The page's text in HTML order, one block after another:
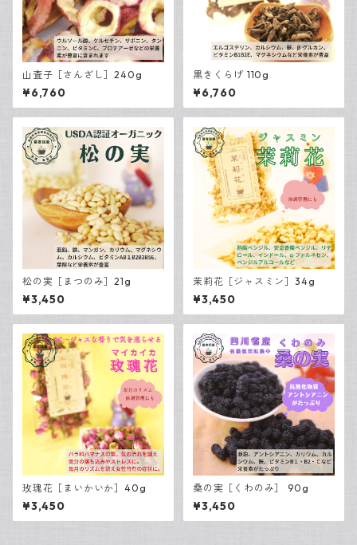
山査子［さんざし］240g
¥6,760
黒きくらげ 110g
¥6,760
松の実［まつのみ］21g
¥3,450
茉莉花［ジャスミン］34g
¥3,450
玫瑰花［まいかいか］40g
¥3,450
桑の実［くわのみ］ 90g
¥3,450